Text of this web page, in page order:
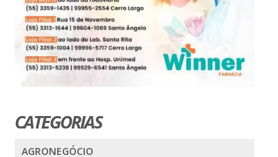
CATEGORIAS
AGRONEGÓCIO